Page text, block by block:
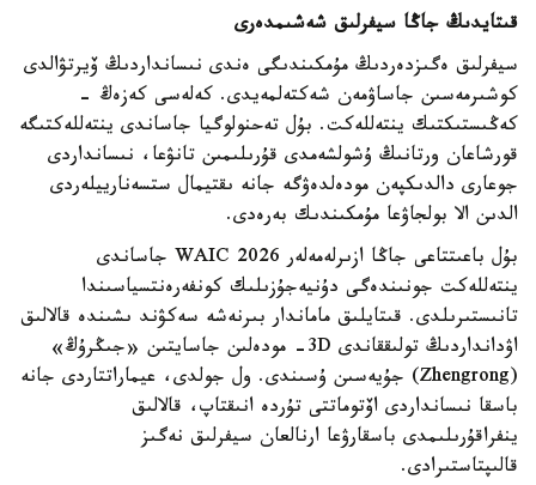
قىتايدىڭ جاڭا سيفرلىق شەشىمدەرى
سيفرلىق ەگىزدەردىڭ مۇمكىندىگى ەندى نىسانداردىڭ ۆيرتۋالدى
كوشىرمەسىن جاساۋمەن شەكتەلمەيدى. كەلەسى كەزەڭ -
كەڭىستىكتىك ينتەللەكت. بۇل تەحنولوگيا جاساندى ينتەللەكتىگە
قورشاعان ورتانىڭ ۇشولشەمدى قۇرىلىمىن تانۋعا، نىسانداردى
جوعارى دالدىكپەن مودەلدەۋگە جانە ىقتيمال ستسەنارييلەردى
الدىن الا بولجاۋعا مۇمكىندىك بەرەدى.
بۇل باعىتتاعى جاڭا ازىرلەمەلەر WAIC 2026 جاساندى
ينتەللەكت جونىندەگى دۇنيەجۇزىلىك كونفەرەنتسياسىندا
تانىستىرىلدى. قىتايلىق ماماندار بىرنەشە سەكۋند ىشىندە قالالىق
اۋدانداردىڭ تولىققاندى 3D- مودەلىن جاسايتىن «جىڭرۇڭ»
(Zhengrong) جۇيەسىن ۇسىندى. ول جولدى، عيماراتتاردى جانە
باسقا نىسانداردى اۆتوماتتى تۇردە انىقتاپ، قالالىق
ينفراقۇرىلىمدى باسقارۋعا ارنالعان سيفرلىق نەگىز
قالىپتاستىرادى.